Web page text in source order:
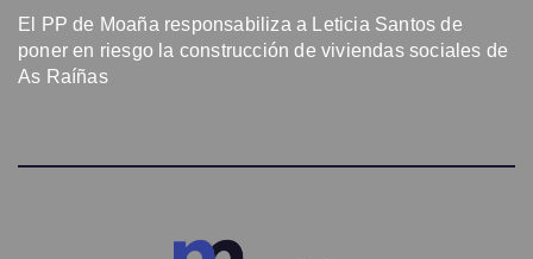
El PP de Moaña responsabiliza a Leticia Santos de
poner en riesgo la construcción de viviendas sociales de
As Raíñas